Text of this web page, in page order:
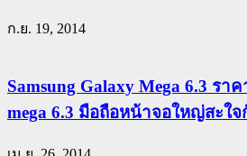
ก.ย. 19, 2014
Samsung Galaxy Mega 6.3 ร
mega 6.3 มือถือหน้าจอใหญ่สะใ